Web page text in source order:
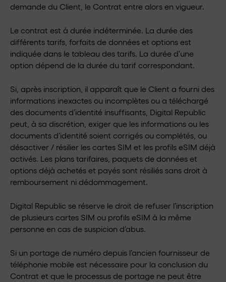
demande du Client, le Contrat entre alors en vigueur.
Le contrat est à durée indéterminée. La durée des
différents tarifs, forfaits de données et options est
indiquée dans le tableau des tarifs. La durée d’une
option dépend de la durée du tarif correspondant.
Si, après inscription, il apparaît que le Client a fourni des
informations inexactes ou incomplètes ou a téléchargé
des documents d’identité insuffisants, Digital Republic
peut, à sa discrétion, exiger que les informations ou les
documents d’identité soient corrigés ou complétés, ou
désactiver / résilier les cartes SIM et les profils eSIM déjà
activés. Les plans tarifaires, paquets de données et
options déjà achetés et payés sont résiliés sans droit à
remboursement ni dédommagement.
Digital Republic se réserve le droit de refuser l’inscription
de plusieurs cartes SIM ou profils eSIM à la même
personne en cas de suspicion d’abus.
Si un portage de numéro depuis l’ancien fournisseur de
téléphonie mobile est nécessaire pour la conclusion du
Contrat et que le processus de portage ne peut être